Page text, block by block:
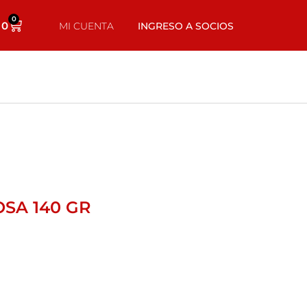
0
MI CUENTA INGRESO A SOCIOS
140 GR